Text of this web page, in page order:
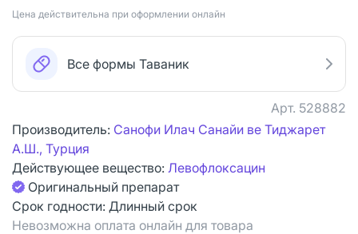
Цена действительна при оформлении онлайн
Все формы Таваник
Арт. 528882
Производитель: Санофи Илач Санайи ве Тиджарет
А.Ш., Турция
Действующее вещество: Левофлоксацин
Оригинальный препарат
Срок годности: Длинный срок
Невозможна оплата онлайн для товара